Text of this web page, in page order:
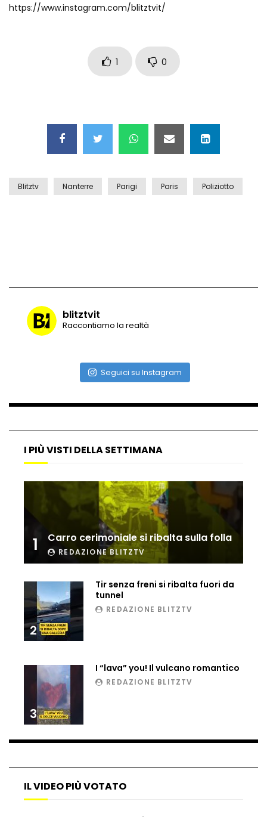
Esplode cabina elettrica sotterranea
Vulcano di ghiaccio a New York #neve
Ammiocuggino con la ruspa… finisce
Atterraggio di emergenza tra le auto:
attimi di paura
Incidente aereo a Mogadiscio, aereo
perde il controllo
Ucraina, ecco come gli F16 intercettano
Tir bloccato sul passaggio a livello:
treno lo distrugge
Parco divertimenti, attrazione cede
all’improvviso
Auto fuori controllo in Guatemala,
rompighiaccio a Mosca
https://www.instagram.com/blitztvit/
1 0
Blitztv Nanterre Parigi Paris Poliziotto
blitztvit
Raccontiamo la realtà
Seguici su Instagram
I PIÙ VISTI DELLA SETTIMANA
1 Carro cerimoniale si ribalta sulla folla
REDAZIONE BLITZTV
2
Tir senza freni si ribalta fuori da
tunnel
REDAZIONE BLITZTV
3
I “lava” you! Il vulcano romantico
REDAZIONE BLITZTV
IL VIDEO PIÙ VOTATO